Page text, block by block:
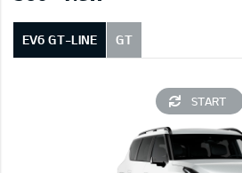
EV6 GT-LINE GT
START